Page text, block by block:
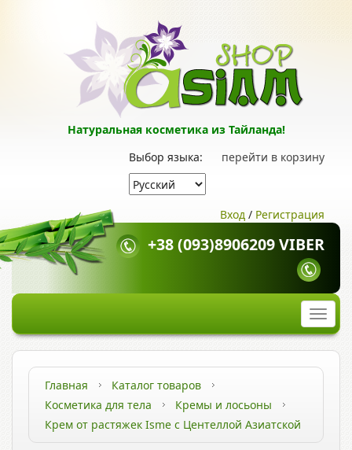
Натуральная косметика из Тайланда!
перейти в корзину
Выбор языка:
Вход / Регистрация
+38 (093)8906209 VIBER
Главная
Каталог товаров
Косметика для тела
Кремы и лосьоны
Крем от растяжек Isme с Центеллой Азиатской